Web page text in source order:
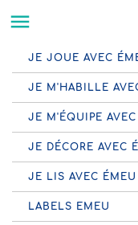

JE JOUE AVEC
JE M'HABILLE
JE M'ÉQUIPE
JE DÉCORE AVEC
JE LIS AVEC ÉMEU
LABELS EMEU